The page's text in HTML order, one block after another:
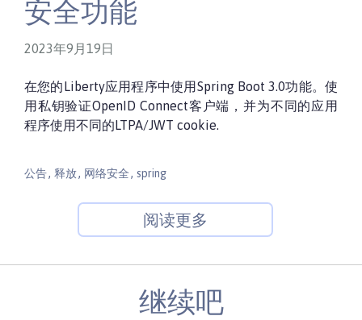
安全功能
2023年9月19日
在您的Liberty应用程序中使用Spring Boot 3.0功能。使
用私钥验证OpenID Connect客户端，并为不同的应用
程序使用不同的LTPA/JWT cookie.
公告, 释放, 网络安全, spring
阅读更多
继续吧